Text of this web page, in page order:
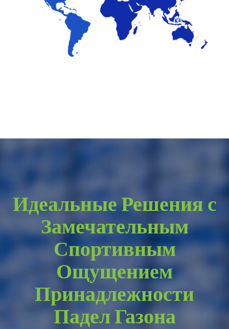
Идеальные Решения с
Замечательным
Спортивным
Ощущением
Принадлежности
Падел Газона